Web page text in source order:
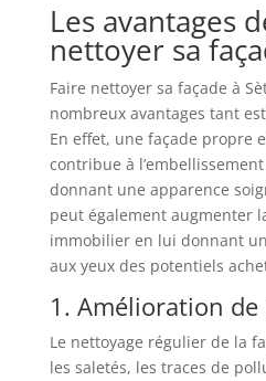
Les avantages
nettoyer sa
Faire nettoyer sa façade à
nombreux avantages tant
En effet, une façade propre
contribue à
donnant une apparence
peut également augmenter
immobilier en lui donnant
aux yeux des potentiels
1. Amélioration de
Le nettoyage régulier de la
les saletés, les traces de